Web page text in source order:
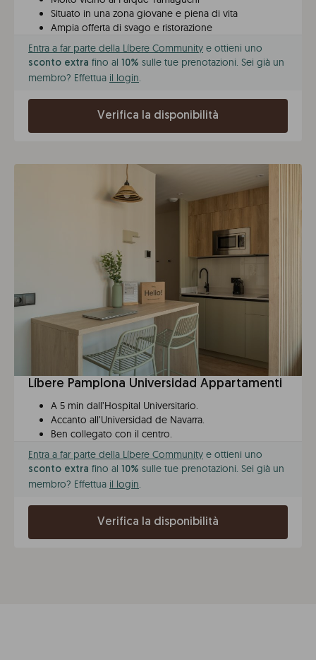
Situato in una zona giovane e piena di vita
Ampia offerta di svago e ristorazione
Entra a far parte della Líbere Community e ottieni uno
sconto extra fino al 10% sulle tue prenotazioni. Sei già un
membro? Effettua il login.
Verifica la disponibilità
Líbere Pamplona Universidad Appartamenti
A 5 min dall’Hospital Universitario.
Accanto all’Universidad de Navarra.
Ben collegato con il centro.
Entra a far parte della Líbere Community e ottieni uno
sconto extra fino al 10% sulle tue prenotazioni. Sei già un
membro? Effettua il login.
Verifica la disponibilità